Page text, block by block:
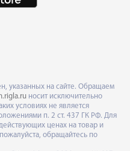
указанных на сайте. Обращаем
носит исключительно
условиях не является
п. 2 ст. 437 ГК РФ. Для
ценах на товар и
обращайтесь по